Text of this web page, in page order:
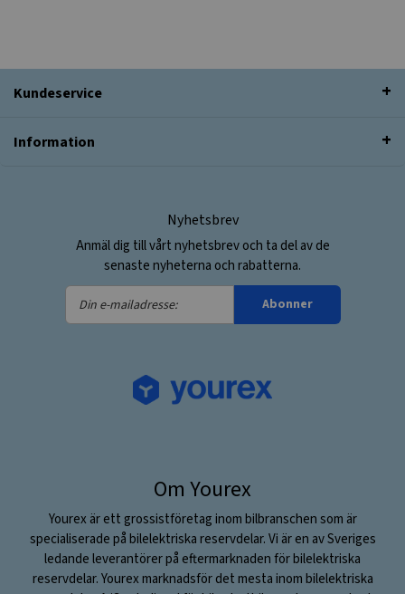
Kundeservice
Information
Nyhetsbrev
Anmäl dig till vårt nyhetsbrev och ta del av de
senaste nyheterna och rabatterna.
Din
e-
Abonner
Om Yourex
Yourex är ett grossistföretag inom bilbranschen som är
specialiserade på bilelektriska reservdelar. Vi är en av Sveriges
ledande leverantörer på eftermarknaden för bilelektriska
reservdelar. Yourex marknadsför det mesta inom bilelektriska